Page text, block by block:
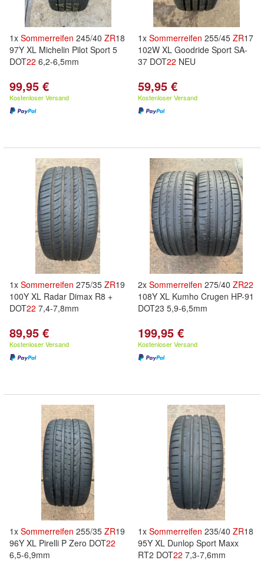
1x Sommerreifen 245/40 ZR18
97Y XL Michelin Pilot Sport 5
DOT22 6,2-6,5mm
99,95 €
Kostenloser Versand
1x Sommerreifen 255/45 ZR17
102W XL Goodride Sport SA-
37 DOT22 NEU
59,95 €
Kostenloser Versand
1x Sommerreifen 275/35 ZR19
100Y XL Radar Dimax R8 +
DOT22 7,4-7,8mm
89,95 €
Kostenloser Versand
2x Sommerreifen 275/40 ZR22
108Y XL Kumho Crugen HP-91
DOT23 5,9-6,5mm
199,95 €
Kostenloser Versand
1x Sommerreifen 255/35 ZR19
96Y XL Pirelli P Zero DOT22
6,5-6,9mm
1x Sommerreifen 235/40 ZR18
95Y XL Dunlop Sport Maxx
RT2 DOT22 7,3-7,6mm